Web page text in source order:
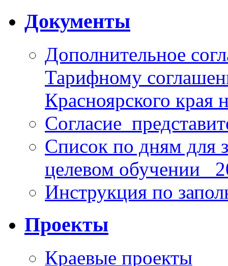
Документы
Дополнительное
Тарифному
Красноярского края
Список по дням для
целевом обучении_
Инструкция по
Проекты
Краевые проекты